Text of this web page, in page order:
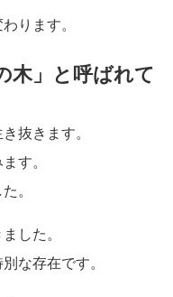
ります。
木」と呼ばれて
抜きます。
す。
。
した。
な存在です。